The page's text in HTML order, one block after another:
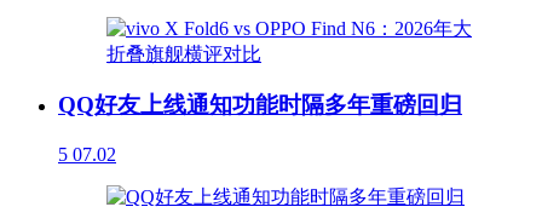
QQ好友上线通知功能时隔多年重磅回归
5 07.02